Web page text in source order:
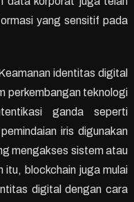
yang sensitif pada
identitas digital
perkembangan teknologi
ganda seperti
iris digunakan
mengakses sistem atau
itu, blockchain juga mulai
digital dengan cara